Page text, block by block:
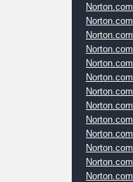
Norton.com
Norton.com
Norton.com
Norton.com
Norton.com
Norton.com
Norton.com
Norton.com
Norton.com
Norton.com
Norton.com
Norton.com
Norton.com